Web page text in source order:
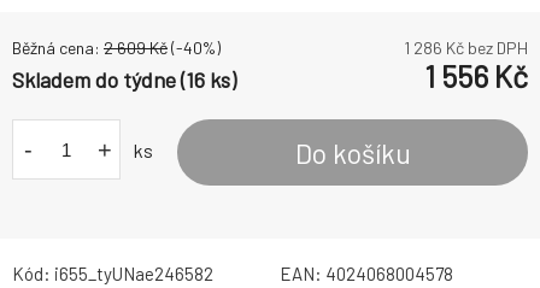
Běžná cena: 2 609Kč(-40%) 1 286 Kč bez DPH
Skladem do týdne (16 ks) 1 556 Kč
- + ks Do košíku
Kód: i655_tyUNae246582 EAN: 4024068004578